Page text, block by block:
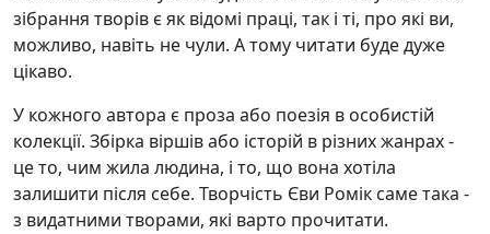
зібрання творів є як відомі праці, так і ті, про які ви,
можливо, навіть не чули. А тому читати буде дуже
цікаво.
У кожного автора є проза або поезія в особистій
колекції. Збірка віршів або історій в різних жанрах -
це то, чим жила людина, і то, що вона хотіла
залишити після себе. Творчість Єви Ромік саме така -
з видатними творами, які варто прочитати.